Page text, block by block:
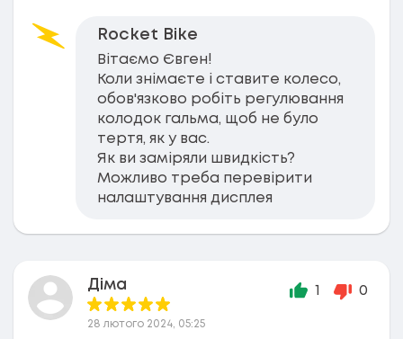
Rocket Bike
Вітаємо Євген!
Коли знімаєте і ставите колесо,
обов'язково робіть регулювання
колодок гальма, щоб не було
тертя, як у вас.
Як ви заміряли швидкість?
Можливо треба перевірити
налаштування дисплея
Діма
28 лютого 2024, 05:25
1 0